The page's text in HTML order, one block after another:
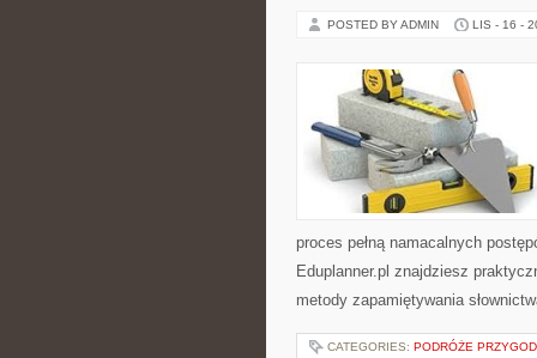
POSTED BY ADMIN LIS - 16 -
proces pełną namacalnych
Eduplanner.pl znajdziesz
metody zapamiętywania
CATEGORIES: PODRÓŻE